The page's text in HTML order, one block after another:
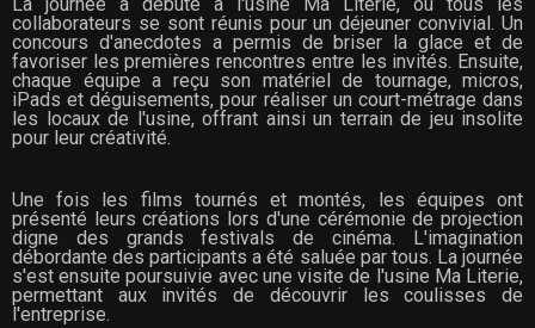
La journée a débuté à l'usine Ma Literie, où tous les
collaborateurs se sont réunis pour un déjeuner convivial. Un
concours d'anecdotes a permis de briser la glace et de
favoriser les premières rencontres entre les invités. Ensuite,
chaque équipe a reçu son matériel de tournage, micros,
iPads et déguisements, pour réaliser un court-métrage dans
les locaux de l'usine, offrant ainsi un terrain de jeu insolite
pour leur créativité.
Une fois les films tournés et montés, les équipes ont
présenté leurs créations lors d'une cérémonie de projection
digne des grands festivals de cinéma. L'imagination
débordante des participants a été saluée par tous. La journée
s'est ensuite poursuivie avec une visite de l'usine Ma Literie,
permettant aux invités de découvrir les coulisses de
l'entreprise.